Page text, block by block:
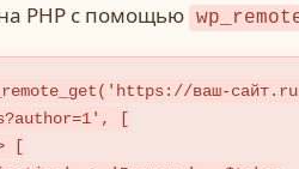
PHP с помощью
ваш-
[